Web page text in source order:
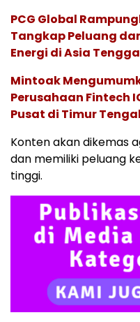
PCG Global
Tangkap Peluang
Energi di Asia
Mintoak
Perusahaan Fintech
Pusat di Timur
Konten akan dikemas
dan memiliki peluang
tinggi.